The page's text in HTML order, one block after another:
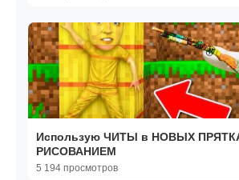
Использую ЧИТЫ в НОВЫХ
РИСОВАНИЕМ
5 194 просмотров